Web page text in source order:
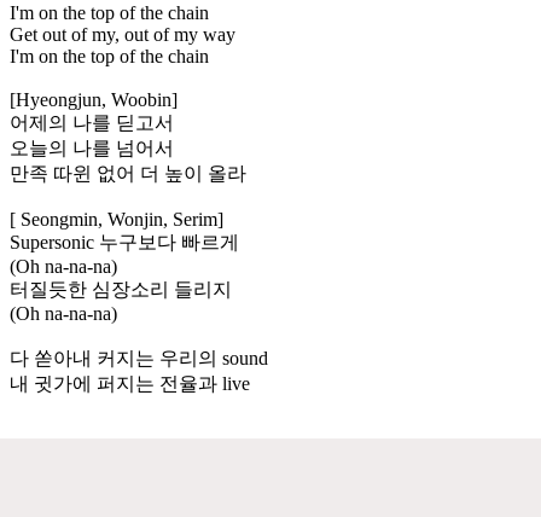
I'm on the top of the chain
Get out of my, out of my way
I'm on the top of the chain
[Hyeongjun, Woobin]
어제의 나를 딛고서
오늘의 나를 넘어서
만족 따윈 없어 더 높이 올라
[ Seongmin, Wonjin, Serim]
Supersonic 누구보다 빠르게
(Oh na-na-na)
터질듯한 심장소리 들리지
(Oh na-na-na)
다 쏟아내 커지는 우리의 sound
내 귓가에 퍼지는 전율과 live